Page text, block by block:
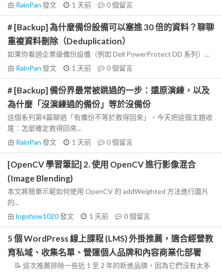
由 RainPan 發文 1 天前 0個留言
# [Backup] 為什麼備份設備可以塞進 30 倍的資料？聊聊
重複資料刪除（Deduplication）
如果你看過企業級備份設備（例如 Dell PowerProtect DD 系列）...
由 RainPan 發文 1 天前 0個留言
# [Backup] 備份界最常被跳過的一步：還原演練，以及
為什麼「沒演練過的備份」等於沒備份
這個系列第4篇聊過「有備份不等於救得回來」，今天把這個主題收
尾：怎麼確定救得回來...
由 RainPan 發文 1 天前 0個留言
[OpenCV 學習筆記] 2. 使用 OpenCV 進行影像混合
(Image Blending)
本文將簡單示範如何使用 OpenCV 的 addWeighted 方法進行圖片
的...
由 logohow1020發文 1 天前 0個留言
5 個 WordPress 線上課程 (LMS) 外掛推薦，適合經營教
育私域、收集名單、營運個人品牌和內容商業化部署
📝 這次推薦排除一些近 1 至 2 年的新進品牌，因為它們沒有太多